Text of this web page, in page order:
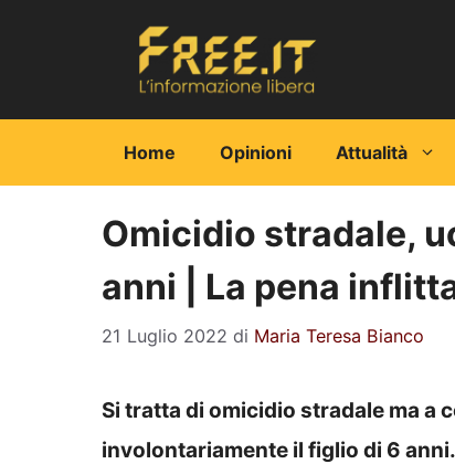
Home Opinioni Attualità
Omicidio stradale,
anni | La pena
21 Luglio 2022 di Maria Teresa Bianco
Si tratta di omicidio stradale ma a
involontariamente il figlio di 6